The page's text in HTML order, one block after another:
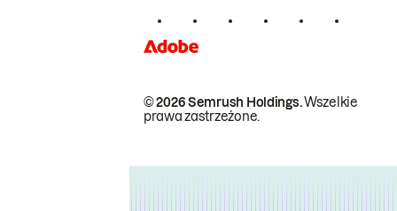
© 2026 Semrush Holdings.Wszelkie
prawa zastrzeżone.